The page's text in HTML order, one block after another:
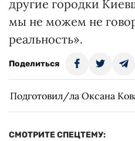
другие городки
мы не можем не
реальность».
Поделиться
Подготовил/ла Оксана
СМОТРИТЕ СПЕЦТЕМУ: